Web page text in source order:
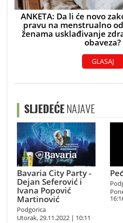
ANKETA: Da li će novo
pravu na menstrualno
ženama usklađivanje
obaveza?
GLASAJ
SLJEDEĆENAJAVE
Bavaria City Party -
Dejan Seferović i
Ivana Popović
Martinović
Podgorica
Utorak, 29.11.2022 | 10:11